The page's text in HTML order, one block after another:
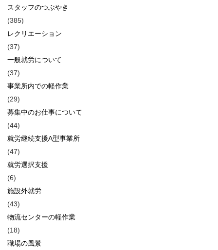
スタッフのつぶやき
(385)
レクリエーション
(37)
一般就労について
(37)
事業所内での軽作業
(29)
募集中のお仕事について
(44)
就労継続支援A型事業所
(47)
就労選択支援
(6)
施設外就労
(43)
物流センターの軽作業
(18)
職場の風景